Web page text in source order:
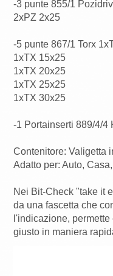
-3 punte 855/1
2xPZ 2x25
-5 punte 867/1 Torx
1xTX 15x25
1xTX 20x25
1xTX 25x25
1xTX 30x25
-1 Portainserti 889/4/4
Contenitore: Valigetta
Adatto per: Auto,
Nei Bit-Check "take it
da una fascetta che
l'indicazione,
giusto in maniera